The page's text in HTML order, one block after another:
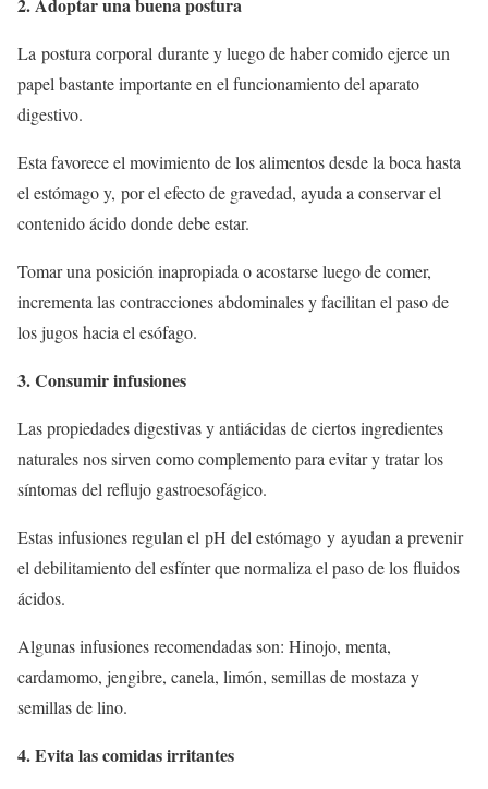
La postura corporal durante y luego de haber comido ejerce un
papel bastante importante en el funcionamiento del aparato
digestivo.
Esta favorece el movimiento de los alimentos desde la boca hasta
el estómago y, por el efecto de gravedad, ayuda a conservar el
contenido ácido donde debe estar.
Tomar una posición inapropiada o acostarse luego de comer,
incrementa las contracciones abdominales y facilitan el paso de
los jugos hacia el esófago.
3. Consumir infusiones
Las propiedades digestivas y antiácidas de ciertos ingredientes
naturales nos sirven como complemento para evitar y tratar los
síntomas del reflujo gastroesofágico.
Estas infusiones regulan el pH del estómago y ayudan a prevenir
el debilitamiento del esfínter que normaliza el paso de los fluidos
ácidos.
Algunas infusiones recomendadas son: Hinojo, menta,
cardamomo, jengibre, canela, limón, semillas de mostaza y
semillas de lino.
4. Evita las comidas irritantes